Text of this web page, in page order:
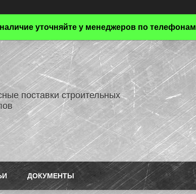
уточняйте у менеджеров по телефонам
поставки строительных
ДОКУМЕНТЫ